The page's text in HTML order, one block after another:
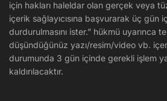
için hakları haleldar olan gerçek veya
içerik sağlayıcısına başvurarak üç gün
durdurulmasını ister.” hükmü uyarınca
düşündüğünüz yazı/resim/video vb.
durumunda 3 gün içinde gerekli işlem
kaldırılacaktır.